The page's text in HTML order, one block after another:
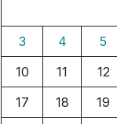
3
4 5
10
11 12
17
18 19